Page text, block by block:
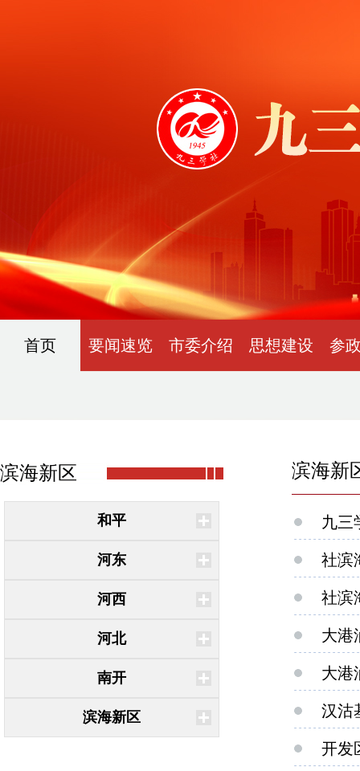
首页 要闻速览 市委介绍 思想建设 参
滨海新区
和平
河东
河西
河北
南开
滨海新区
滨海新
九三
社滨
社滨
大港
大港
汉沽
开发